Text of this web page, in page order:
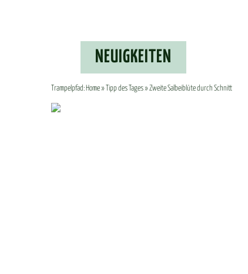
NEU­IG­KEI­TEN
Trampelpfad: Home» Tipp des Tages» Zweite Salbeiblüte durch Schnitt